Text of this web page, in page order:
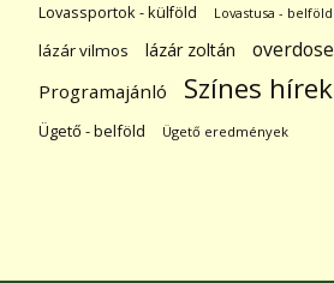
Lovassportok - külföld Lovastusa - belföld
lázár vilmos lázár zoltán overdose
Programajánló Színes hírek
Ügető - belföld Ügető eredmények